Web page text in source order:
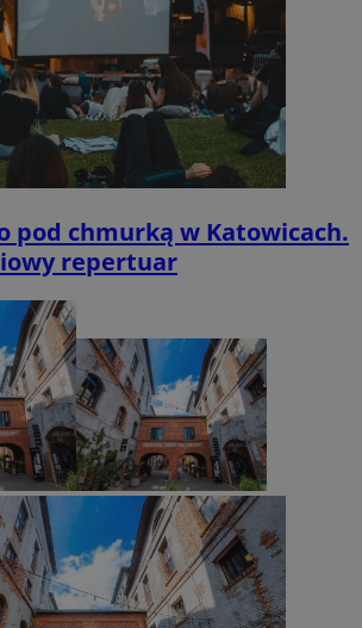
pod chmurką w Katowicach.
repertuar